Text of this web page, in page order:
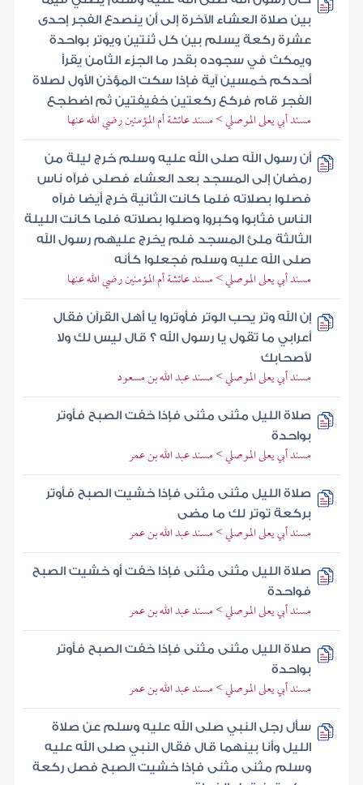
بين صلاة العشاء الآخرة إلى أن ينصدع الفجر إحدى
عشرة ركعة يسلم بين كل ثنتين ويوتر بواحدة
ويمكث في سجوده بقدر ما الجزء الثامن يقرأ
أحدكم خمسين آية فإذا سكت المؤذن الأول لصلاة
الفجر قام فركع ركعتين خفيفتين ثم اضطجع
مسند أبي يعلى الموصلي > مسند عائشة أم المؤمنين رضي الله عنها
أن رسول الله صلى الله عليه وسلم خرج ليلة من
رمضان إلى المسجد بعد العشاء فصلى فرآه ناس
فصلوا بصلاته فلما كانت الثانية خرج أيضا فرآه
الناس فثابوا وكبروا وصلوا بصلاته فلما كانت الليلة
الثالثة ملئ المسجد فلم يخرج عليهم رسول الله
صلى الله عليه وسلم فجعلوا كأنه
مسند أبي يعلى الموصلي > مسند عائشة أم المؤمنين رضي الله عنها
إن الله وتر يحب الوتر فأوتروا يا أهل القرآن فقال
أعرابي ما تقول يا رسول الله ؟ قال ليس لك ولا
لأصحابك
مسند أبي يعلى الموصلي > مسند عبد الله بن مسعود
صلاة الليل مثنى مثنى فإذا خفت الصبح فأوتر
بواحدة
مسند أبي يعلى الموصلي > مسند عبد الله بن عمر
صلاة الليل مثنى مثنى فإذا خشيت الصبح فأوتر
بركعة توتر لك ما مضى
مسند أبي يعلى الموصلي > مسند عبد الله بن عمر
صلاة الليل مثنى مثنى فإذا خفت أو خشيت الصبح
فواحدة
مسند أبي يعلى الموصلي > مسند عبد الله بن عمر
صلاة الليل مثنى مثنى فإذا خفت الصبح فأوتر
بواحدة
مسند أبي يعلى الموصلي > مسند عبد الله بن عمر
سأل رجل النبي صلى الله عليه وسلم عن صلاة
الليل وأنا بينهما قال فقال النبي صلى الله عليه
وسلم مثنى مثنى فإذا خشيت الصبح فصل ركعة